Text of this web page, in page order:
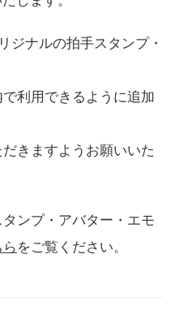
ジナルの拍手スタンプ・
利用できるように追加
きますようお願いいた
ンプ・アバター・エモ
をご覧ください。